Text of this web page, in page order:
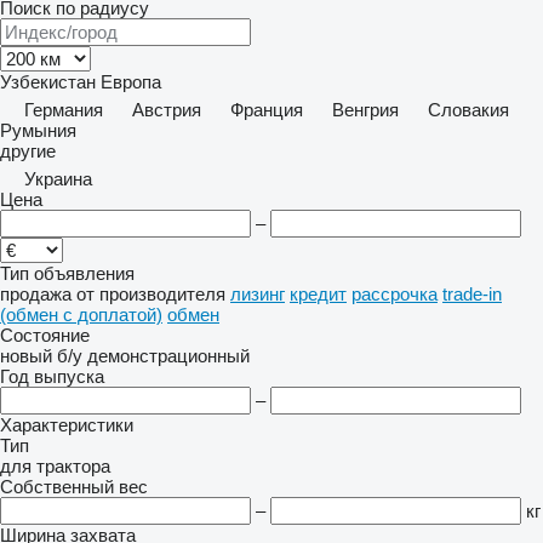
Поиск по радиусу
Узбекистан Европа
Германия
Австрия Франция Венгрия
Словакия
Румыния
другие
Украина
Цена
–
Тип объявления
продажа от производителя лизинг кредит рассрочка trade-in
(обмен с доплатой) обмен
Состояние
новый б/у демонстрационный
Год выпуска
–
Характеристики
Тип
для трактора
Собственный вес
–
кг
Ширина захвата